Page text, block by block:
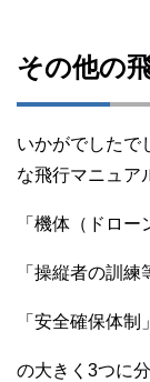
その他の
いかがでしたで
な飛行マニュア
「機体（ドロー
「操縦者の訓練
「安全確保体制」
の大きく3つに